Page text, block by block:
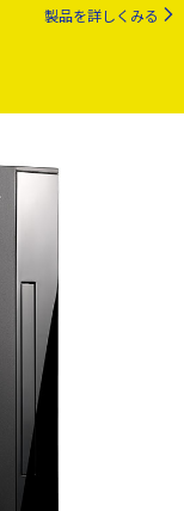
製品を詳しくみる